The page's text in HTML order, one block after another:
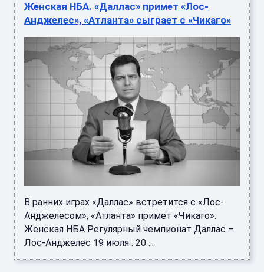
Женская НБА. «Даллас» примет «Лос-
Анджелес», «Атланта» сыграет с «Чикаго»
В ранних играх «Даллас» встретится с «Лос-
Анджелесом», «Атланта» примет «Чикаго».
Женская НБА Регулярный чемпионат Даллас –
Лос-Анджелес 19 июля . 20 ...